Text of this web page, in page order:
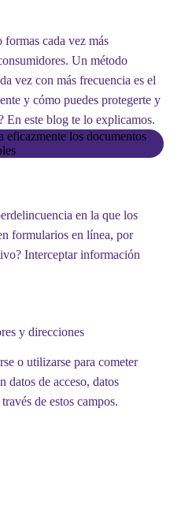
formas cada vez más
Un método
vez con más frecuencia es el
y cómo puedes protegerte y
En este blog te lo explicamos.
los documentos
en la que los
formularios en línea, por
Interceptar información
y direcciones
o utilizarse para cometer
datos de acceso, datos
de estos campos.